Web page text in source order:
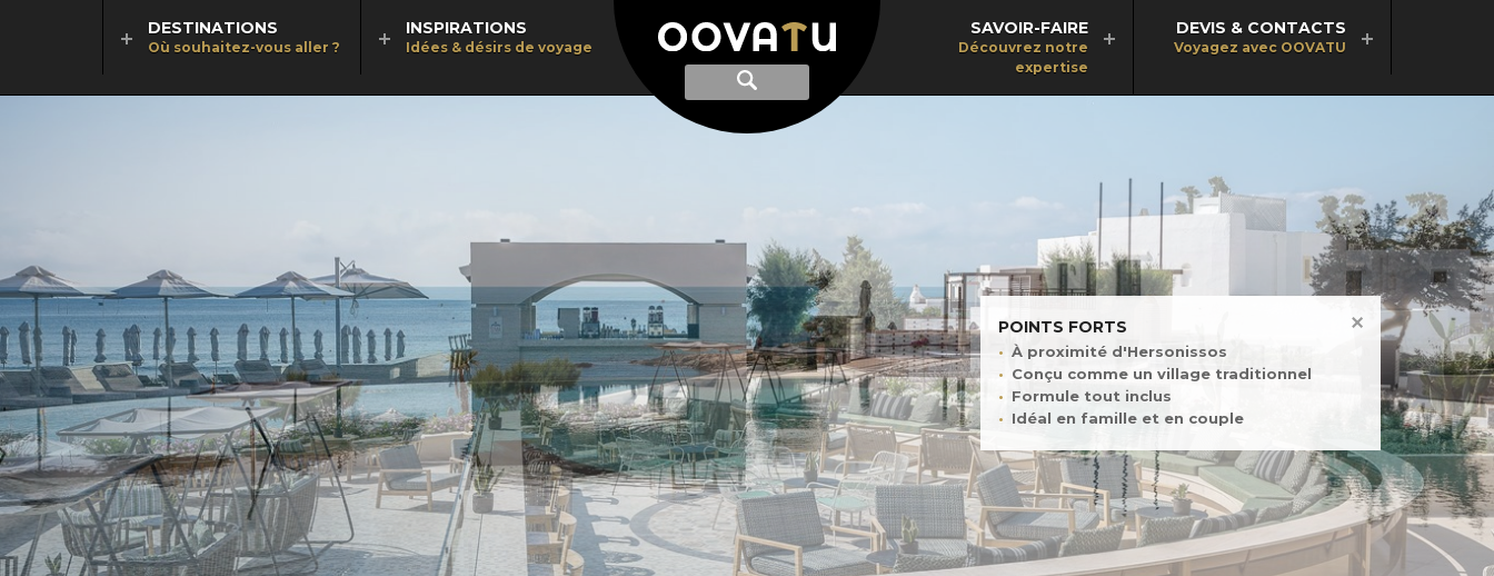
Afficher
recherche
Recherche
DESTINATIONS
Où souhaitez-vous aller ?
INSPIRATIONS
Idées & désirs de voyage
SAVOIR-FAIRE
Découvrez notre
expertise
DEVIS & CONTACTS
Voyagez avec OOVATU
POINTS FORTS
À proximité d'Hersonissos
Conçu comme un village traditionnel
Formule tout inclus
Idéal en famille et en couple